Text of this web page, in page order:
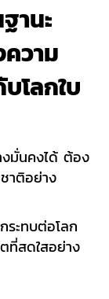
านะ
วาม
โลกใบ
งมั่นคงได้ ต้อง
าติอย่าง
ระทบต่อโลก
ที่สดใสอย่าง